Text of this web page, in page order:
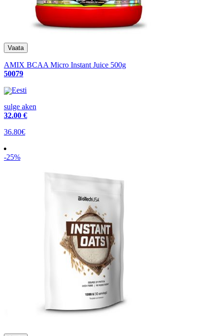
AMIX BCAA Micro Instant Juice 500g
50079
Eesti
sulge aken
32.00 €
36.80€
-25%